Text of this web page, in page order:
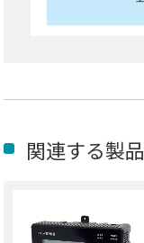
関連する製品